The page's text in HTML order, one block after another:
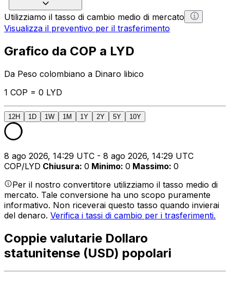
Utilizziamo il tasso di cambio medio di mercato
Visualizza il preventivo per il trasferimento
Grafico da COP a LYD
Da Peso colombiano a Dinaro libico
1 COP = 0 LYD
12H 1D 1W 1M 1Y 2Y 5Y 10Y
8 ago 2026, 14:29 UTC - 8 ago 2026, 14:29 UTC
COP/LYD Chiusura: 0 Minimo: 0 Massimo: 0
Per il nostro convertitore utilizziamo il tasso medio di
mercato. Tale conversione ha uno scopo puramente
informativo. Non riceverai questo tasso quando invierai
del denaro. Verifica i tassi di cambio per i trasferimenti.
Coppie valutarie Dollaro
statunitense (USD) popolari